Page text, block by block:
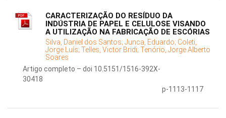
CARACTERIZAÇÃO DO RESÍDUO DA
INDÚSTRIA DE PAPEL E CELULOSE VISANDO
A UTILIZAÇÃO NA FABRICAÇÃO DE ESCÓRIAS
Silva, Daniel dos Santos; Junca, Eduardo; Coleti,
Jorge Luís; Telles, Victor Bridi; Tenório, Jorge Alberto
Soares
Artigo completo – doi 10.5151/1516-392X-
30418
p-1113-1117